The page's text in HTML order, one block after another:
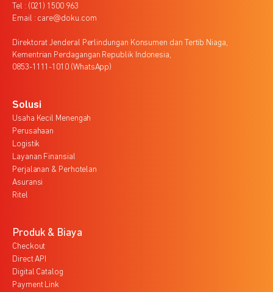
Tel : (021) 1500 963
Email : care@doku.com
Direktorat Jenderal Perlindungan Konsumen dan Tertib Niaga,
Kementrian Perdagangan Republik Indonesia,
0853-1111-1010 (WhatsApp)
Solusi
Usaha Kecil Menengah
Perusahaan
Logistik
Layanan Finansial
Perjalanan & Perhotelan
Asuransi
Ritel
Produk & Biaya
Checkout
Direct API
Digital Catalog
Payment Link